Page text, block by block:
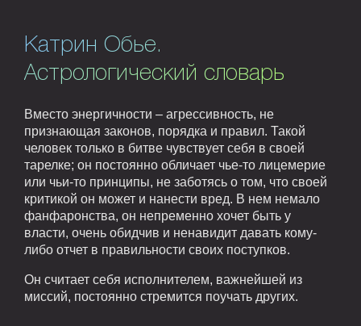
Катрин Обье.
Астрологический словарь
Вместо энергичности – агрессивность, не
признающая законов, порядка и правил. Такой
человек только в битве чувствует себя в своей
тарелке; он постоянно обличает чье-то лицемерие
или чьи-то принципы, не заботясь о том, что своей
критикой он может и нанести вред. В нем немало
фанфаронства, он непременно хочет быть у
власти, очень обидчив и ненавидит давать кому-
либо отчет в правильности своих поступков.
Он считает себя исполнителем, важнейшей из
миссий, постоянно стремится поучать других.